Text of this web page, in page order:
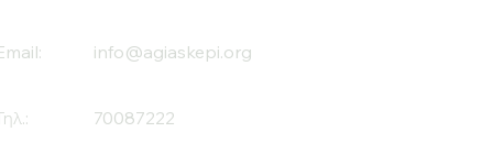
info@agiaskepi.org
70087222